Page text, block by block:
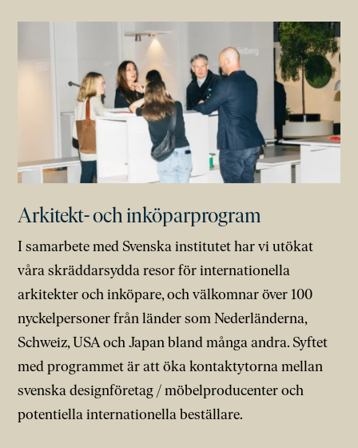
Arkitekt- och inköparprogram
I samarbete med Svenska institutet har vi utökat
våra skräddarsydda resor för internationella
arkitekter och inköpare, och välkomnar över 100
nyckelpersoner från länder som Nederländerna,
Schweiz, USA och Japan bland många andra. Syftet
med programmet är att öka kontaktytorna mellan
svenska designföretag / möbelproducenter och
potentiella internationella beställare.